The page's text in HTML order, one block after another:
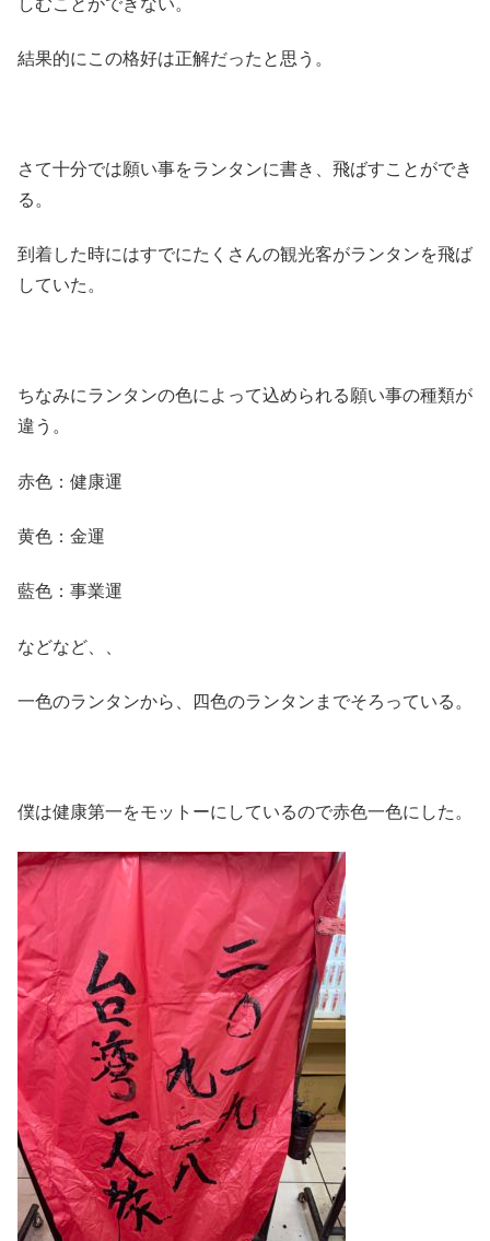
結果的にこの格好は正解だったと思う。
さて十分では願い事をランタンに書き、飛ばすことができ
る。
到着した時にはすでにたくさんの観光客がランタンを飛ば
していた。
ちなみにランタンの色によって込められる願い事の種類が
違う。
赤色：健康運
黄色：金運
藍色：事業運
などなど、、
一色のランタンから、四色のランタンまでそろっている。
僕は健康第一をモットーにしているので赤色一色にした。